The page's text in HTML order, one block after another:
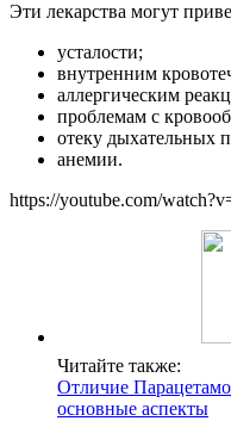
Эти лекарства могут
усталости;
внутренним
аллергическим
проблемам с
отеку дыхательных
анемии.
https://youtube.com/
Читайте также:
Отличие
основные аспекты